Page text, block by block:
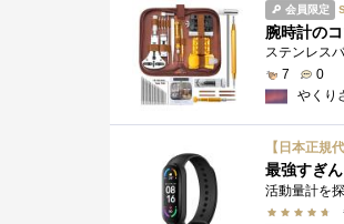
会員限定
腕時計の
7
0
やくり
最強すぎん